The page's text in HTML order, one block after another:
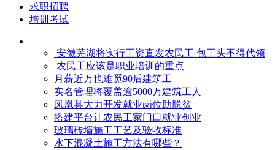
求职招聘
培训考试
安徽芜湖将实行工资直发农民工 包工头不得代领
农民工应该是职业培训的重点
月薪近万也难觅90后建筑工
实名管理将覆盖逾5000万建筑工人
凤凰县大力开发就业岗位助脱贫
搭建平台让农民工家门口就业创业
玻璃砖墙施工工艺及验收标准
水下混凝土施工方法有哪些？